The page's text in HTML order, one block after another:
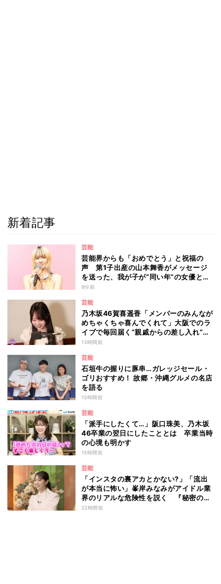
新着記事
芸能
芸能界からも「おめでとう」と祝福の
声 第1子出産の山本舞香がメッセージ
を送った、我が子が“同い年”の女優と
は 今月1日には2年在籍した所属事務所
改めて考えながら…」
9分前
芸能
乃木坂46賀喜遥香「メンバーのみんなが
めちゃくちゃ喜んでくれて」大阪でのラ
イブで毎回届く“親戚からの差し入れ”と
は？
13時間前
芸能
石垣牛の握りに豚串…ガレッジセール・
ゴリおすすめ！ 故郷・沖縄グルメの名店
を語る
15時間前
芸能
「派手にしたくて…」阪口珠美、乃木坂
46卒業の翌日にしたこととは 卒業当時
の心境も明かす
15時間前
芸能
「インスタの裏アカとかない?」「流出
が本当に怖い」峯岸みなみがアイドル業
界のリアルな危険性を説く 『秘密のマ
マ園』特別編
22時間前